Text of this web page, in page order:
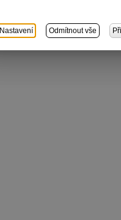
Nastavení Odmítnout vše